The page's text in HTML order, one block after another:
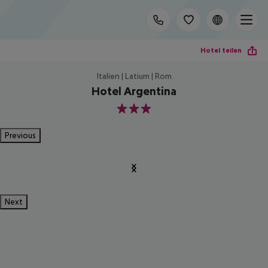
Hotel teilen
Italien | Latium | Rom
Hotel Argentina
3
Previous
Next